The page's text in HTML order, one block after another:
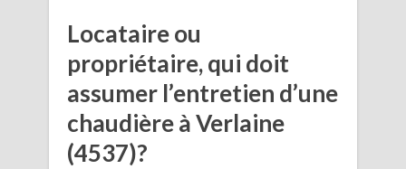
Locataire ou
propriétaire, qui doit
assumer l’entretien d’une
chaudière à Verlaine
(4537)?